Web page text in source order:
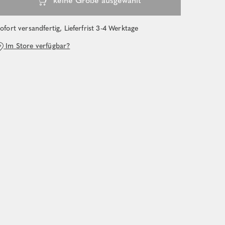
versandfertig, Lieferfrist 3-4 Werktage
Im Store verfügbar?